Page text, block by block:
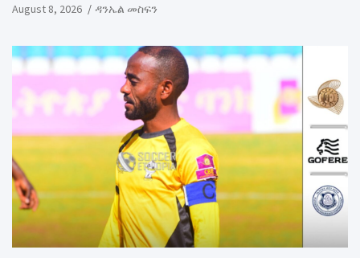
August 8, 2026 ዳንኤል መስፍን